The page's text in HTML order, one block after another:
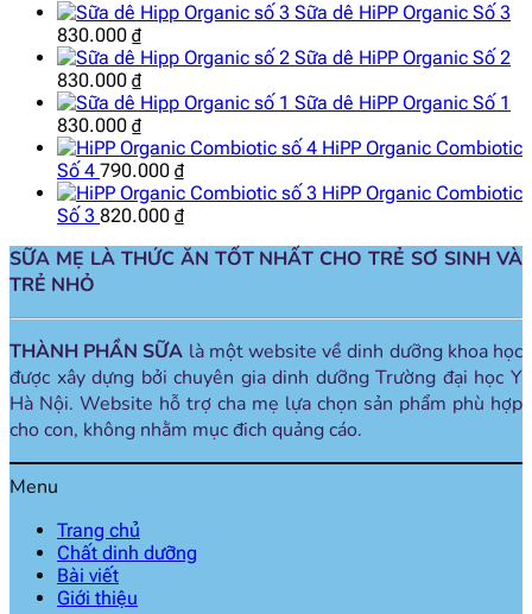
Sữa dê HiPP Organic Số 3
830.000 ₫
Sữa dê HiPP Organic Số 2
830.000 ₫
Sữa dê HiPP Organic Số 1
830.000 ₫
HiPP Organic Combiotic
Số 4 790.000 ₫
HiPP Organic Combiotic
Số 3 820.000 ₫
SỮA MẸ LÀ THỨC ĂN TỐT NHẤT CHO TRẺ SƠ SINH VÀ
TRẺ NHỎ
THÀNH PHẦN SỮA là một website về dinh dưỡng khoa học
được xây dựng bởi chuyên gia dinh dưỡng Trường đại học Y
Hà Nội. Website hỗ trợ cha mẹ lựa chọn sản phẩm phù hợp
cho con, không nhằm mục đich quảng cáo.
Menu
Trang chủ
Chất dinh dưỡng
Bài viết
Giới thiệu